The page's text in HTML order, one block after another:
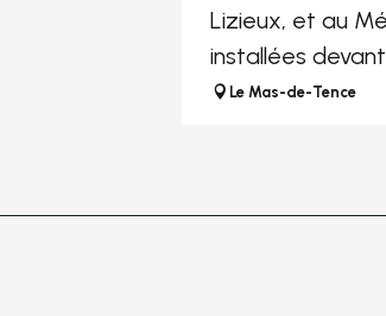
Lizieux, et au
installées
Le Mas-de-Tence